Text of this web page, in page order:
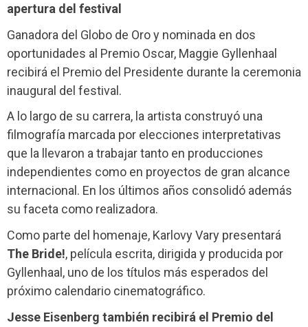
apertura del festival
Ganadora del Globo de Oro y nominada en dos
oportunidades al Premio Oscar, Maggie Gyllenhaal
recibirá el Premio del Presidente durante la ceremonia
inaugural del festival.
A lo largo de su carrera, la artista construyó una
filmografía marcada por elecciones interpretativas
que la llevaron a trabajar tanto en producciones
independientes como en proyectos de gran alcance
internacional. En los últimos años consolidó además
su faceta como realizadora.
Como parte del homenaje, Karlovy Vary presentará
The Bride!, película escrita, dirigida y producida por
Gyllenhaal, uno de los títulos más esperados del
próximo calendario cinematográfico.
Jesse Eisenberg también recibirá el Premio del